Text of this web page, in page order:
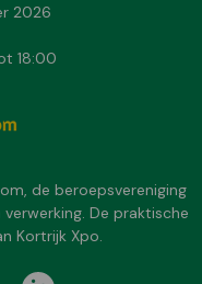
2026
18:00
de beroepsvereniging
De praktische
Kortrijk Xpo.